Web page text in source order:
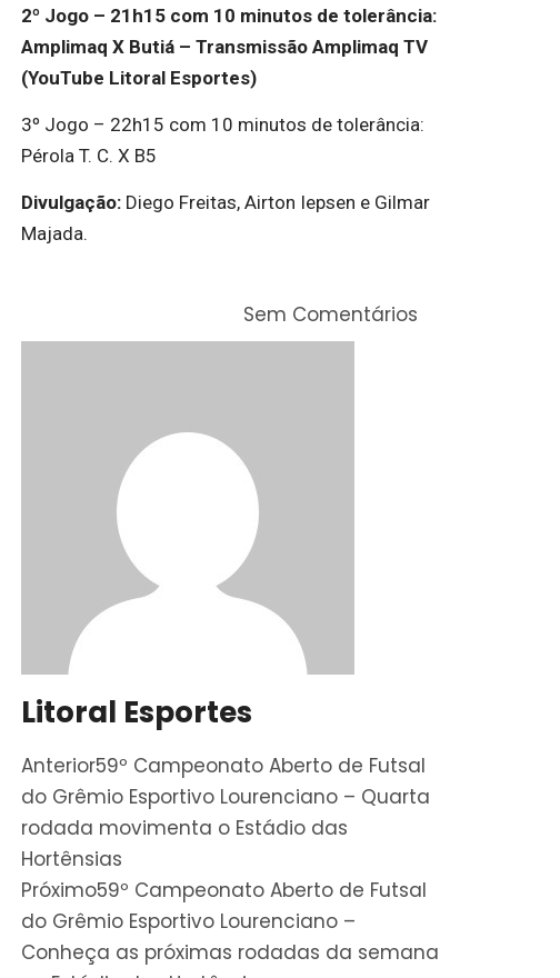
2º Jogo – 21h15 com 10 minutos de tolerância:
Amplimaq X Butiá – Transmissão Amplimaq TV
(YouTube Litoral Esportes)
3º Jogo – 22h15 com 10 minutos de tolerância:
Pérola T. C. X B5
Divulgação: Diego Freitas, Airton Iepsen e Gilmar
Majada.
Sem Comentários
Litoral Esportes
Anterior59º Campeonato Aberto de Futsal
do Grêmio Esportivo Lourenciano – Quarta
rodada movimenta o Estádio das
Hortênsias
Próximo59º Campeonato Aberto de Futsal
do Grêmio Esportivo Lourenciano –
Conheça as próximas rodadas da semana